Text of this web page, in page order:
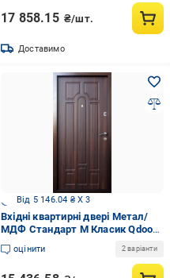
17 858.15 ₴/шт.
Доставимо
Від 5 146.04 ₴ X 3
Вхідні квартирні двері Метал/
МДФ Стандарт М Класик Qdoors
85х204 см Вишня морена (777-
038)оцінити 2 варіанти